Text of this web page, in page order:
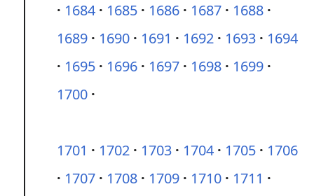
1684
1685 1686 1687
1688
1689
1690 1691 1692 1693
1694
1695
1696 1697 1698
1699
1700
1701 1702 1703 1704 1705
1706
1707
1708 1709 1710
1711